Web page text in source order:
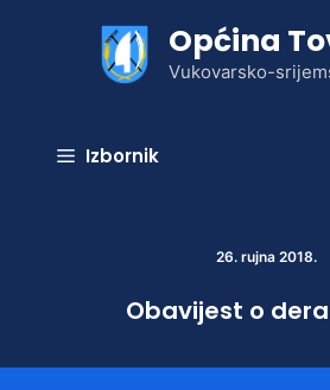
Općina
Vukovarsko-
Izbornik
26. rujna 2018.
Obavijest o